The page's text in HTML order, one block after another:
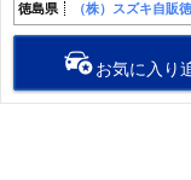
徳島県 （株）スズキ自
お気に入り